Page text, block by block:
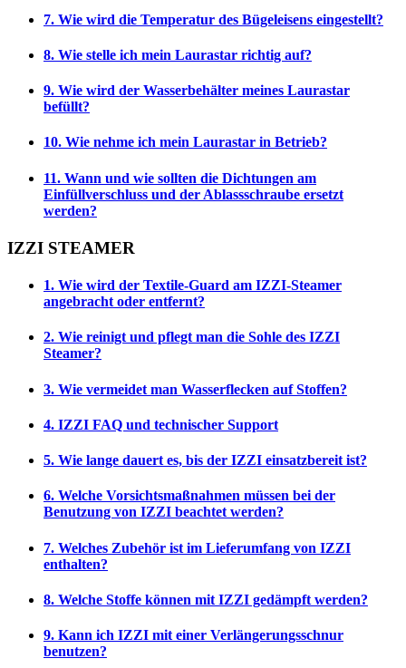
7. Wie wird die Temperatur des Bügeleisens eingestellt?
8. Wie stelle ich mein Laurastar richtig auf?
9. Wie wird der Wasserbehälter meines Laurastar
befüllt?
10. Wie nehme ich mein Laurastar in Betrieb?
11. Wann und wie sollten die Dichtungen am
Einfüllverschluss und der Ablassschraube ersetzt
werden?
IZZI STEAMER
1. Wie wird der Textile-Guard am IZZI-Steamer
angebracht oder entfernt?
2. Wie reinigt und pflegt man die Sohle des IZZI
Steamer?
3. Wie vermeidet man Wasserflecken auf Stoffen?
4. IZZI FAQ und technischer Support
5. Wie lange dauert es, bis der IZZI einsatzbereit ist?
6. Welche Vorsichtsmaßnahmen müssen bei der
Benutzung von IZZI beachtet werden?
7. Welches Zubehör ist im Lieferumfang von IZZI
enthalten?
8. Welche Stoffe können mit IZZI gedämpft werden?
9. Kann ich IZZI mit einer Verlängerungsschnur
benutzen?